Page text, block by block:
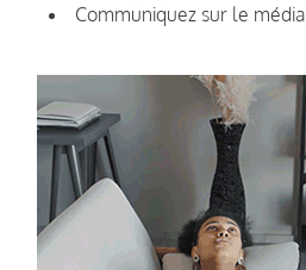
Communiquez sur le média